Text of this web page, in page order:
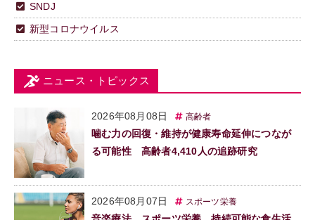
SNDJ
新型コロナウイルス
ニュース・トピックス
2026年08月08日 高齢者
噛む力の回復・維持が健康寿命延伸につなが
る可能性 高齢者4,410人の追跡研究
2026年08月07日 スポーツ栄養